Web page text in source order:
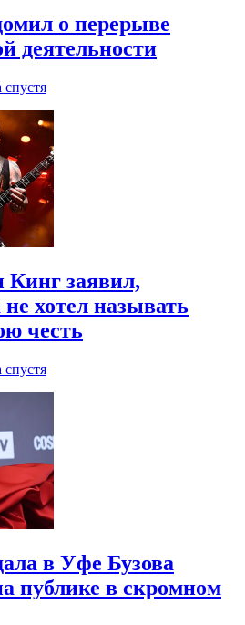
о перерыве
деятельности
спустя
Кинг заявил,
хотел называть
честь
спустя
в Уфе Бузова
публике в скромном